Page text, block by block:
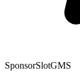
SponsorSlotGMS